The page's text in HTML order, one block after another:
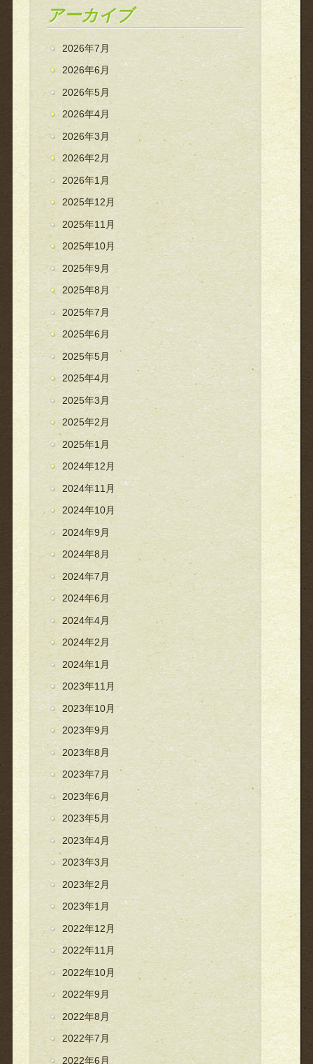
アーカイブ
2026年7月
2026年6月
2026年5月
2026年4月
2026年3月
2026年2月
2026年1月
2025年12月
2025年11月
2025年10月
2025年9月
2025年8月
2025年7月
2025年6月
2025年5月
2025年4月
2025年3月
2025年2月
2025年1月
2024年12月
2024年11月
2024年10月
2024年9月
2024年8月
2024年7月
2024年6月
2024年4月
2024年2月
2024年1月
2023年11月
2023年10月
2023年9月
2023年8月
2023年7月
2023年6月
2023年5月
2023年4月
2023年3月
2023年2月
2023年1月
2022年12月
2022年11月
2022年10月
2022年9月
2022年8月
2022年7月
2022年6月